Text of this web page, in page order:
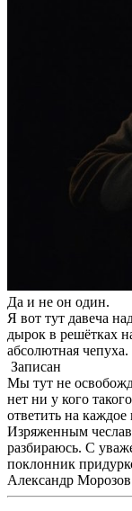
Да и не он один.
Я вот тут давеча
дырок в решётках
абсолютная чепуха.
Записан
Мы тут не
нет ни у кого
ответить на
Изряженным
разбираюсь. С
поклонник
Александр